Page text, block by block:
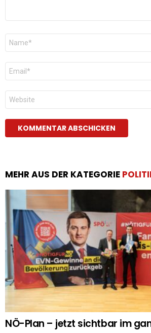
Name
E-
Mail
*
Website
MEHR AUS DER KATEGORIE
NÖ-Plan – jetzt sichtbar im